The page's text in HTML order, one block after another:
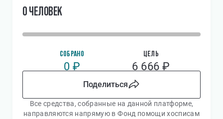
0 ЧЕЛОВЕК
СОБРАНО
0 ₽
ЦЕЛЬ
6 666 ₽
Поделиться
Все средства, собранные на данной платформе,
направляются напрямую в Фонд помощи хосписам